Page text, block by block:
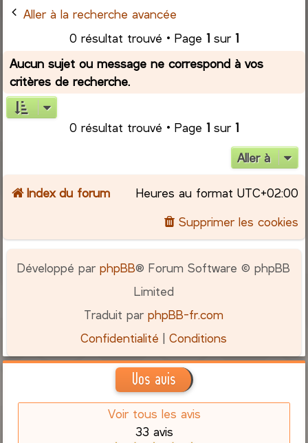
e
r
Aller à la recherche avancée
0 résultat trouvé • Page 1 sur 1
Aucun sujet ou message ne correspond à vos
critères de recherche.
0 résultat trouvé • Page 1 sur 1
Aller à
Index du forum Heures au format UTC+02:00
Supprimer les cookies
Développé parphpBB® Forum Software © phpBB
Limited
Traduit parphpBB-fr.com
Confidentialité |Conditions
Vos avis
Voir tous les avis
33 avis